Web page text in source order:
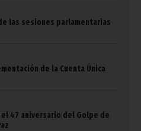
las sesiones parlamentarias
de la Cuenta Única
47 aniversario del Golpe de